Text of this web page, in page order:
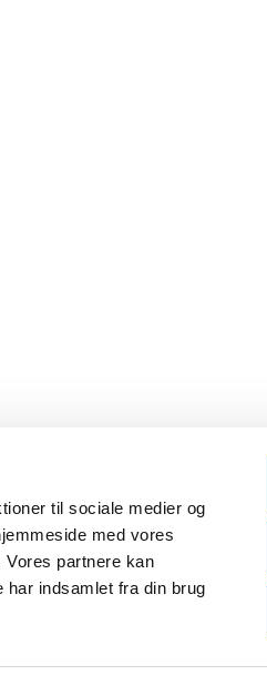
til sociale medier og
med vores
Vores partnere kan
har indsamlet fra din brug